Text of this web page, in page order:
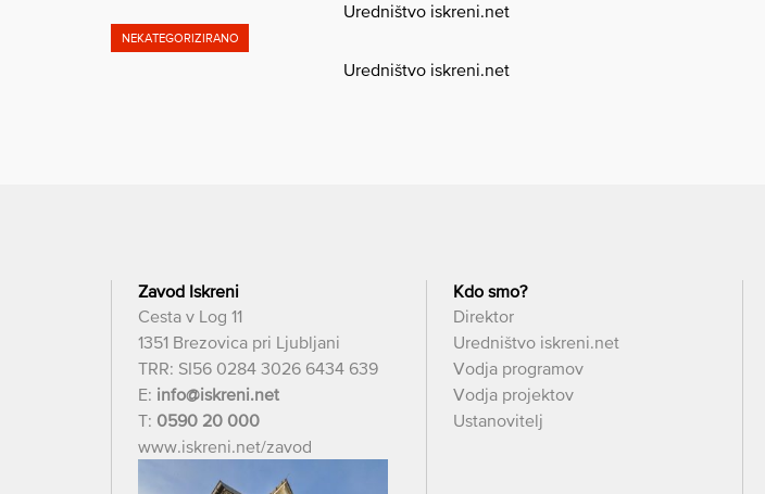
Uredništvo iskreni.net
NEKATEGORIZIRANO
Uredništvo iskreni.net
Zavod Iskreni
Cesta v Log 11
1351 Brezovica pri Ljubljani
TRR: SI56 0284 3026 6434 639
E: info@iskreni.net
T: 0590 20 000
www.iskreni.net/zavod
Kdo smo?
Direktor
Uredništvo iskreni.net
Vodja programov
Vodja projektov
Ustanovitelj